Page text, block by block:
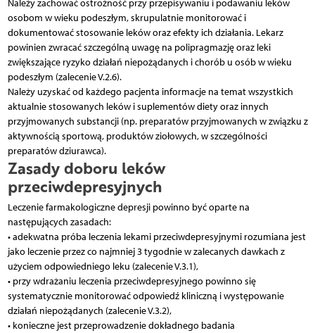
Należy zachować ostrożność przy przepisywaniu i podawaniu leków
osobom w wieku podeszłym, skrupulatnie monitorować i
dokumentować stosowanie leków oraz efekty ich działania. Lekarz
powinien zwracać szczególną uwagę na polipragmazję oraz leki
zwiększające ryzyko działań niepożądanych i chorób u osób w wieku
podeszłym (zalecenie V.2.6).
Należy uzyskać od każdego pacjenta informacje na temat wszystkich
aktualnie stosowanych leków i suplementów diety oraz innych
przyjmowanych substancji (np. preparatów przyjmowanych w związku z
aktywnością sportową, produktów ziołowych, w szczególności
preparatów dziurawca).
Zasady doboru leków
przeciwdepresyjnych
Leczenie farmakologiczne depresji powinno być oparte na
następujących zasadach:
• adekwatna próba leczenia lekami przeciwdepresyjnymi rozumiana jest
jako leczenie przez co najmniej 3 tygodnie w zalecanych dawkach z
użyciem odpowiedniego leku (zalecenie V.3.1),
• przy wdrażaniu leczenia przeciwdepresyjnego powinno się
systematycznie monitorować odpowiedź kliniczną i występowanie
działań niepożądanych (zalecenie V.3.2),
• konieczne jest przeprowadzenie dokładnego badania